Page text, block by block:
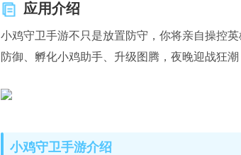
应用介绍
小鸡守卫手游不只是放置防守，你将亲自操控
防御、孵化小鸡助手、升级图腾，夜晚迎战狂
小鸡守卫手游介绍